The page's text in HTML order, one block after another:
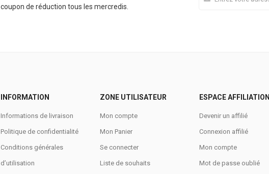
coupon de réduction tous les mercredis.
INFORMATION
Informations de livraison
Politique de confidentialité
Conditions générales
d’utilisation
ZONE UTILISATEUR
Mon compte
Mon Panier
Se connecter
Liste de souhaits
ESPACE AFFILIATION
Devenir un affilié
Connexion affilié
Mon compte
Mot de passe oublié